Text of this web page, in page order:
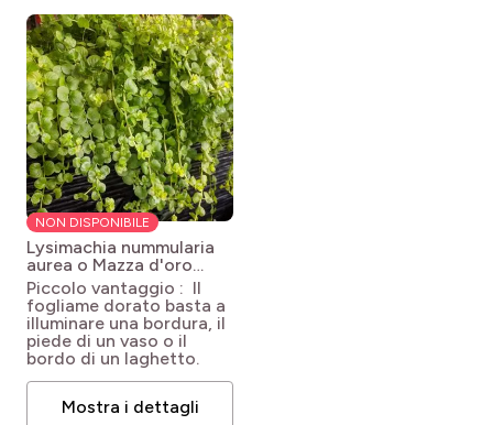
NON DISPONIBILE
Lysimachia nummularia
aurea o Mazza d'oro
minore Lysimachia
nummularia Aurea
Piccolo vantaggio : Il
fogliame dorato basta a
illuminare una bordura, il
piede di un vaso o il
bordo di un laghetto.
Mostra i dettagli